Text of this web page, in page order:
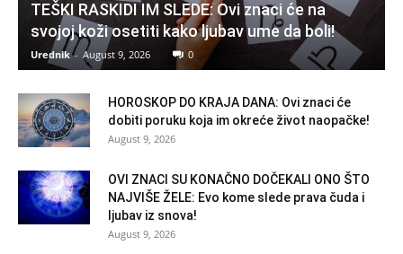
TEŠKI RASKIDI IM SLEDE: Ovi znaci će na
svojoj koži osetiti kako ljubav ume da boli!
Urednik - August 9, 2026 0
HOROSKOP DO KRAJA DANA: Ovi znaci će
dobiti poruku koja im okreće život naopačke!
August 9, 2026
OVI ZNACI SU KONAČNO DOČEKALI ONO ŠTO
NAJVIŠE ŽELE: Evo kome slede prava čuda i
ljubav iz snova!
August 9, 2026